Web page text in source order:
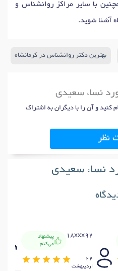
با سایر مراکز روانشناس و
آشنا شوید.
بهترین دکتر روانشناس در کرمانشاه
نساء سعیدی
کنید و آن را با دیگران به اشتراک
نظر
نساء سعیدی
18xxx92
پیشنهاد
می‌کنم
22
ارديبهشت